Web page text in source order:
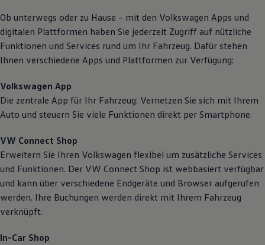
Ob unterwegs oder zu Hause – mit den Volkswagen Apps und
digitalen Plattformen haben Sie jederzeit Zugriff auf nützliche
Funktionen und Services rund um Ihr Fahrzeug. Dafür stehen
Ihnen verschiedene Apps und Plattformen zur Verfügung:
Volkswagen App
Die zentrale App für Ihr Fahrzeug: Vernetzen Sie sich mit Ihrem
Auto und steuern Sie viele Funktionen direkt per Smartphone.
VW Connect Shop
Erweitern Sie Ihren Volkswagen flexibel um zusätzliche Services
und Funktionen. Der VW Connect Shop ist webbasiert verfügbar
und kann über verschiedene Endgeräte und Browser aufgerufen
werden. Ihre Buchungen werden direkt mit Ihrem Fahrzeug
verknüpft.
In-Car Shop